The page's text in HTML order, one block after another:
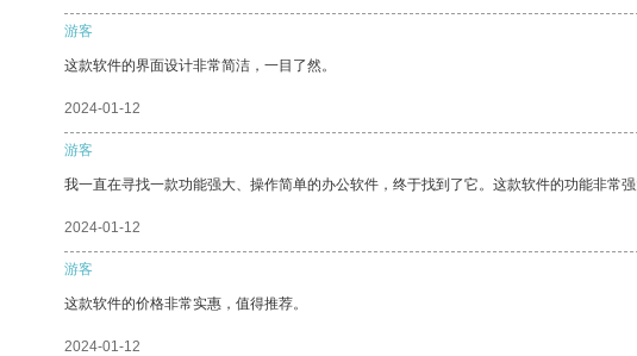
游客
这款软件的界面设计非常简洁，一目了然。
2024-01-12
游客
我一直在寻找一款功能强大、操作简单的办公软件，终于找到了它。这款软件的功能非常
2024-01-12
游客
这款软件的价格非常实惠，值得推荐。
2024-01-12